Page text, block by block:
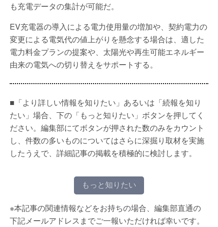
も充電データの集計が可能だ。
EV充電器の導入による電力使用量の増加や、契約電力の
変更による電気代の値上がりを懸念する場合は、適した
電力料金プランの提案や、太陽光や再生可能エネルギー
由来の電気への切り替えをサポートする。
■「より詳しい情報を知りたい」あるいは「続報を知り
たい」場合、下の「もっと知りたい」ボタンを押してく
ださい。編集部にてボタンが押された数のみをカウント
し、件数の多いものについてはさらに深掘り取材を実施
したうえで、詳細記事の掲載を積極的に検討します。
もっと知りたい
※本記事の関連情報などをお持ちの場合、編集部直通の
下記メールアドレスまでご一報いただければ幸いです。